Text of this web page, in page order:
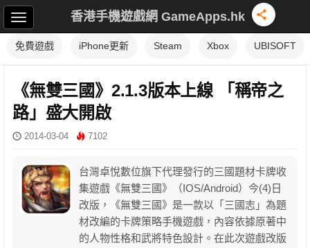
香港手機遊戲網 GameApps.hk
免費遊戲 iPhone更新 Steam Xbox UBISOFT
《無雙三國》2.1.3版本上線 「稱帝之
路」盛大開啟
2014-03-04 7102
台灣卓悅數位旗下代理發行的三國題材卡牌收
集遊戲《無雙三國》（IOS/Android）今(4)日
改版，《無雙三國》是一款以「三國志」為題
材改編的卡牌策略手機遊戲，內容依據原著中
的人物性格和武將特色設計。在此次遊戲改版